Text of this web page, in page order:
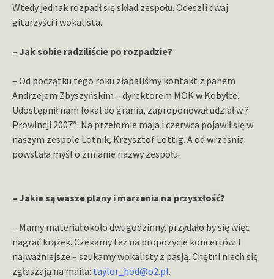
Wtedy jednak rozpadł się skład zespołu. Odeszli dwaj
gitarzyści i wokalista.
– Jak sobie radziliście po rozpadzie?
– Od początku tego roku złapaliśmy kontakt z panem
Andrzejem Zbyszyńskim – dyrektorem MOK w Kobyłce.
Udostępnił nam lokal do grania, zaproponował udział w ?
Prowincji 2007″. Na przełomie maja i czerwca pojawił się w
naszym zespole Lotnik, Krzysztof Lottig. A od września
powstała myśl o zmianie nazwy zespołu.
– Jakie są wasze plany i marzenia na przyszłość?
– Mamy materiał około dwugodzinny, przydało by się więc
nagrać krążek. Czekamy też na propozycje koncertów. I
najważniejsze – szukamy wokalisty z pasją. Chętni niech się
zgłaszają na maila: taylor_hod@o2.pl.